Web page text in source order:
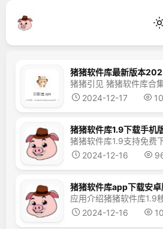
猪猪软件库最新版本
2024-12-17
猪猪软件库1.9下载手机
2024-12-16
猪猪软件库app下载安卓
2024-12-16